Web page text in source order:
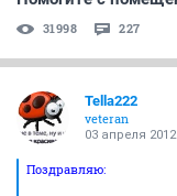
31998 227
Tella222
veteran
03 апреля 2012
Поздравляю: